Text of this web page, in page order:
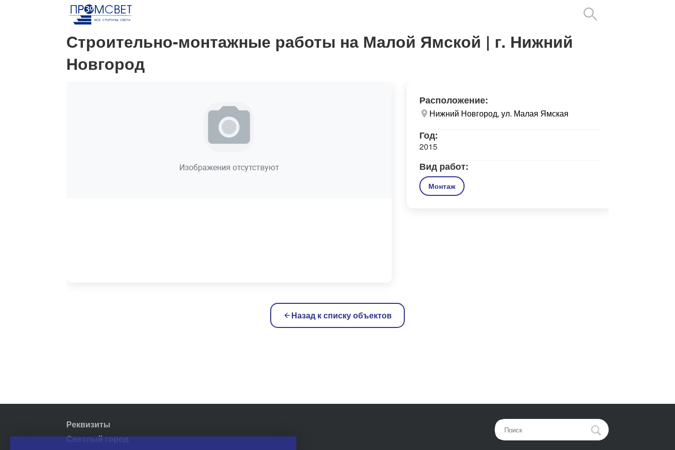
Строительно-монтажные работы на Малой Ямской | г. Нижний
Новгород
Изображения отсутствуют
Расположение:
Нижний Новгород, ул. Малая Ямская
Год:
2015
Вид работ:
Монтаж
Назад к списку объектов
Реквизиты
Светлый город